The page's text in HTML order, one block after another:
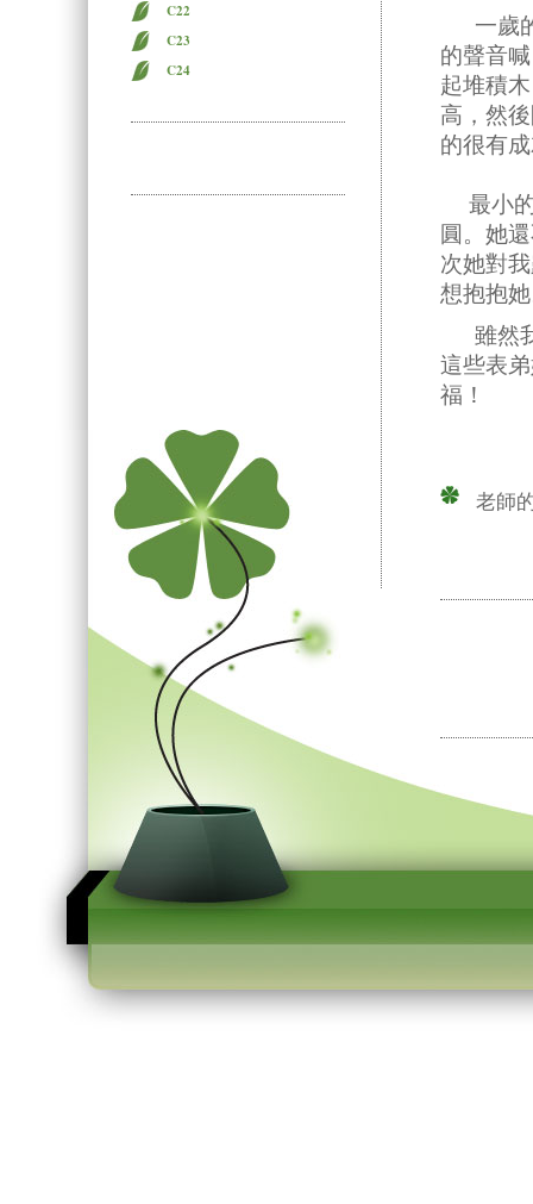
C22
C23
C24
一歲的
的聲音
起堆積
高，然
的很有
最小的
圓。她
次她對
想抱抱
雖然我
這些表
福！
老師